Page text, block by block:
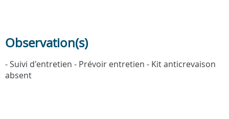
Observation(s)
- Suivi d'entretien - Prévoir entretien - Kit anticrevaison
absent